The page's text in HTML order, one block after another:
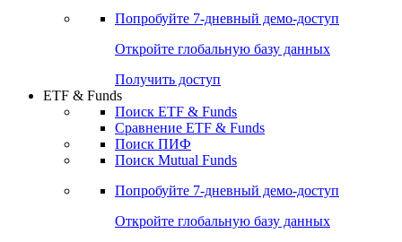
Попробуйте 7-дневный демо-доступ
Откройте глобальную базу данных
Получить доступ
ETF & Funds
Поиск ETF & Funds
Сравнение ETF & Funds
Поиск ПИФ
Поиск Mutual Funds
Попробуйте 7-дневный демо-доступ
Откройте глобальную базу данных